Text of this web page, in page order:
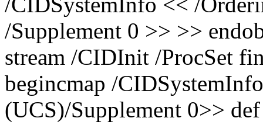
/Supplement 0 >> >>
stream /CIDInit /ProcSet
begincmap /
(UCS)/Supplement 0>>